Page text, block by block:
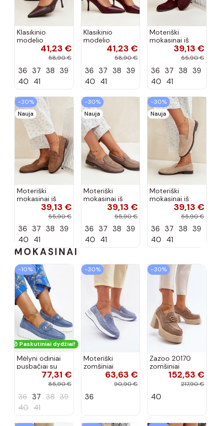
Klasikinio
modelio
aukštakulniai
šokolado
spalvos Nesha
41,23 €
58,90 €
36 37 38 39
40 41
Klasikinio
modelio
aukštakulniai
bordo spalvos
Nesha
41,23 €
58,90 €
36 37 38 39
40 41
Moteriški
mokasinai iš
dirbtinės
zomšos, bordo
39,13 €
55,90 €
36 37 38 39
40 41
−30%
Nauja
Moteriški
mokasinai iš
dirbtinės
zomšos, rudos
39,13 €
55,90 €
36 37 38 39
40 41
−30%
Nauja
Moteriški
mokasinai iš
dirbtinės
zomšos, molio
39,13 €
55,90 €
36 37 38 39
40 41
−30%
Nauja
Moteriški
mokasinai iš
dirbtinės
zomšos, smėlio
39,13 €
55,90 €
36 37 38 39
40 41
MOKASINAI
−10%
Paskutiniai dydžiai!
Mėlyni odiniai
pusbačiai su
dekoratyvine
sagtimi Taija
77,31 €
85,90 €
36 37 38 39
40 41
−30%
Moteriški
zomšiniai
mokasinai
Demela mėlynos
63,63 €
90,90 €
36
−30%
Zazoo 20170
zomšiniai
bateliai su
kulniukais smėlio
152,53 €
217,90 €
40